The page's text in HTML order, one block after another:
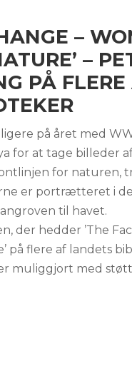
–
–
PÅ FLERE
på året med
for at tage billeder af
for naturen,
er portrætteret i
til havet.
der hedder ’The
på flere af landets
muliggjort med